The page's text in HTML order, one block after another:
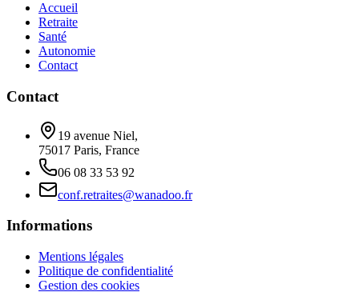
Accueil
Retraite
Santé
Autonomie
Contact
Contact
19 avenue Niel,
75017 Paris, France
06 08 33 53 92
conf.retraites@wanadoo.fr
Informations
Mentions légales
Politique de confidentialité
Gestion des cookies